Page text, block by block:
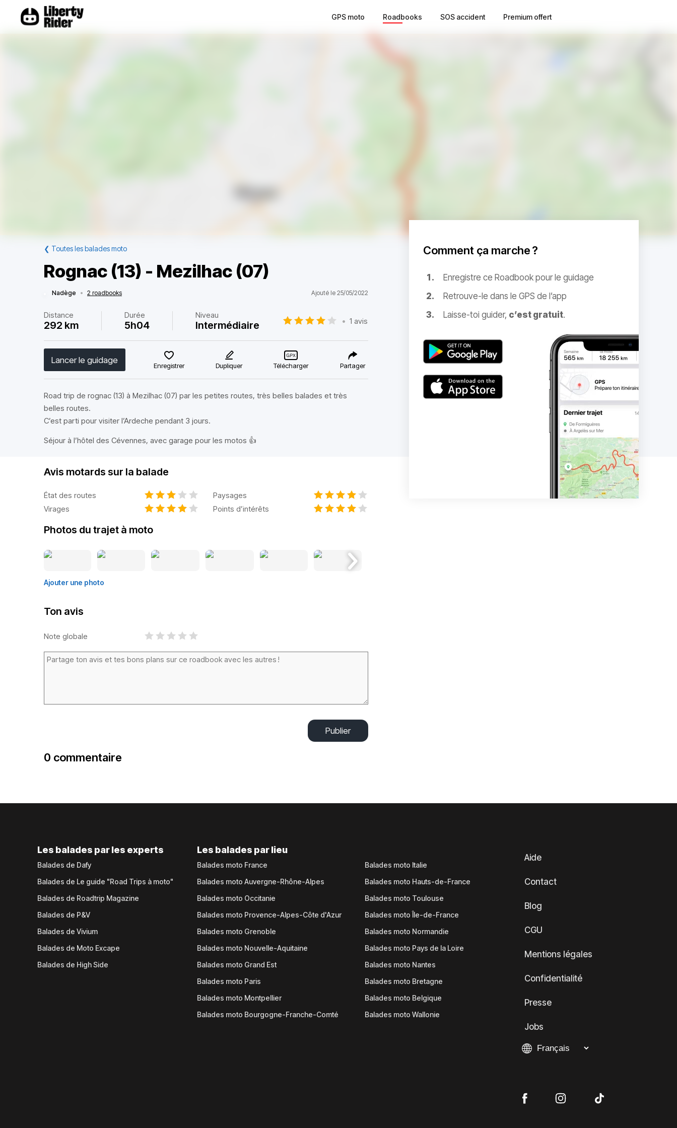
GPS moto Roadbooks SOS accident Premium offert
❮ Toutes les balades moto
Rognac (13) - Mezilhac (07)
Nadège • 2 roadbooks Ajouté le 25/05/2022
Distance
292 km
Durée
5h04
Niveau
Intermédiaire • 1 avis
Lancer le guidage
Enregistrer Dupliquer Télécharger Partager
Road trip de rognac (13) à Mezilhac (07) par les petites routes, très belles balades et très
belles routes.
C’est parti pour visiter l’Ardeche pendant 3 jours.
Séjour à l’hôtel des Cévennes, avec garage pour les motos 👍
Comment ça marche ?
Enregistre ce Roadbook pour le guidage
Retrouve-le dans le GPS de l’app
Laisse-toi guider, c’est gratuit.
Avis motards sur la balade
État des routes
Paysages
Virages
Points d’intérêts
Photos du trajet à moto
Ajouter une photo
Ton avis
Note globale
Publier
0 commentaire
Les balades par les experts
Balades de Dafy
Balades de Le guide "Road Trips à moto"
Balades de Roadtrip Magazine
Balades de P&V
Balades de Vivium
Balades de Moto Excape
Balades de High Side
Les balades par lieu
Balades moto France
Balades moto Auvergne-Rhône-Alpes
Balades moto Occitanie
Balades moto Provence-Alpes-Côte d'Azur
Balades moto Grenoble
Balades moto Nouvelle-Aquitaine
Balades moto Grand Est
Balades moto Paris
Balades moto Montpellier
Balades moto Bourgogne-Franche-Comté
Balades moto Italie
Balades moto Hauts-de-France
Balades moto Toulouse
Balades moto Île-de-France
Balades moto Normandie
Balades moto Pays de la Loire
Balades moto Nantes
Balades moto Bretagne
Balades moto Belgique
Balades moto Wallonie
Aide
Contact
Blog
CGU
Mentions légales
Confidentialité
Presse
Jobs